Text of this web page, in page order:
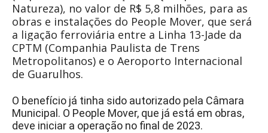
Natureza), no valor de R$ 5,8 milhões, para as
obras e instalações do People Mover, que será
a ligação ferroviária entre a Linha 13-Jade da
CPTM (Companhia Paulista de Trens
Metropolitanos) e o Aeroporto Internacional
de Guarulhos.
O benefício já tinha sido autorizado pela Câmara
Municipal. O People Mover, que já está em obras,
deve iniciar a operação no final de 2023.